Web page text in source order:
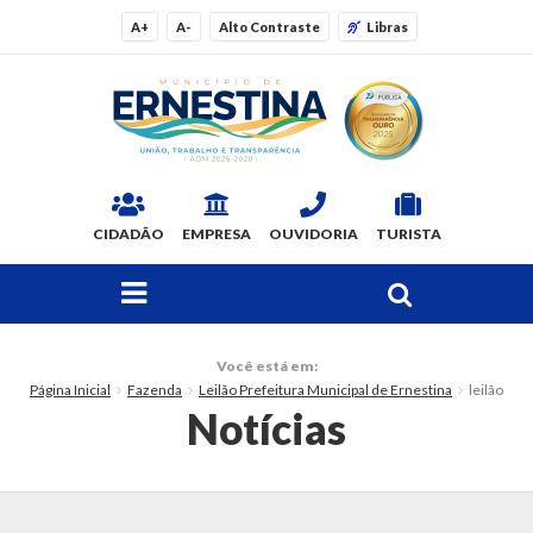
A+ A- Alto Contraste Libras
CIDADÃO EMPRESA OUVIDORIA TURISTA
Você está em:
Página Inicial
Fazenda Leilão Prefeitura Municipal de Ernestina leilão
Notícias